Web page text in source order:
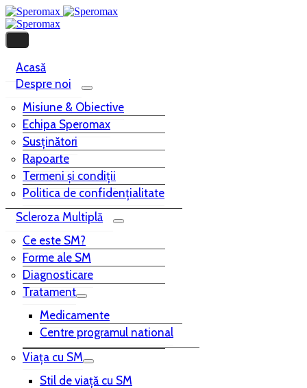
Acasă
Despre noi
Misiune & Obiective
Echipa Speromax
Susținători
Rapoarte
Termeni și condiții
Politica de confidențialitate
Scleroza Multiplă
Ce este SM?
Forme ale SM
Diagnosticare
Tratament
Medicamente
Centre programul national
Viața cu SM
Stil de viață cu SM